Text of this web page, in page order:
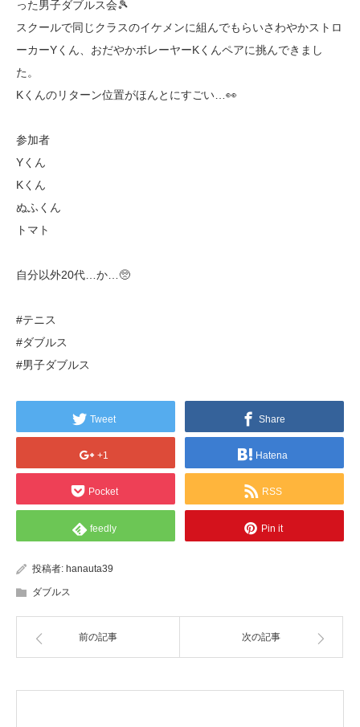
った男子ダブルス会🎾
スクールで同じクラスのイケメンに組んでもらいさわやかストロ
ーカーYくん、おだやかボレーヤーKくんペアに挑んできまし
た。
Kくんのリターン位置がほんとにすごい…👀
参加者
Yくん
Kくん
ぬふくん
トマト
自分以外20代…か…🥺
#テニス
#ダブルス
#男子ダブルス
Tweet Share
+1 Hatena
Pocket RSS
feedly Pin it
投稿者: hanauta39
ダブルス
前の記事 次の記事